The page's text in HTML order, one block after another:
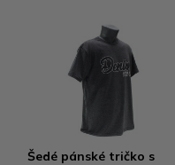
Šedé pánské tričko s